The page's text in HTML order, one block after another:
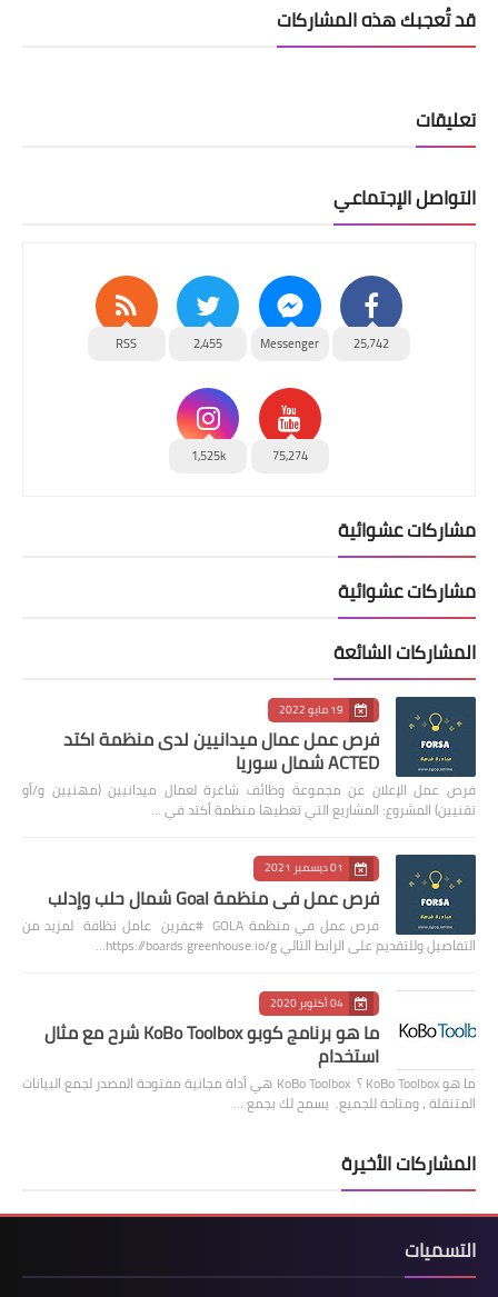
قد تُعجبك هذه المشاركات
تعليقات
التواصل الإجتماعي
25,742
Messenger
2,455
RSS
75,274
1,525k
مشاركات عشوائية
مشاركات عشوائية
المشاركات الشائعة
19 مايو 2022
فرص عمل عمال ميدانيين لدى منظمة اكتد
ACTED شمال سوريا
فرص عمل الإعلان عن مجموعة وظائف شاغرة لعمال ميدانيين (مهنيين و/أو
تقنيين) المشروع: المشاريع التي تغطيها منظمة أكتد في …
01 ديسمبر 2021
فرص عمل في منظمة Goal شمال حلب وإدلب
فرص عمل في منظمة GOLA #عفرين عامل نظافة لمزيد من
التفاصيل وللتقديم على الرابط التالي https://boards.greenhouse.io/g…
04 أكتوبر 2020
ما هو برنامج كوبو KoBo Toolbox شرح مع مثال
استخدام
ما هو KoBo Toolbox ؟ KoBo Toolbox هي أداة مجانية مفتوحة المصدر لجمع البيانات
المتنقلة ، ومتاحة للجميع. يسمح لك بجمع …
المشاركات الأخيرة
التسميات